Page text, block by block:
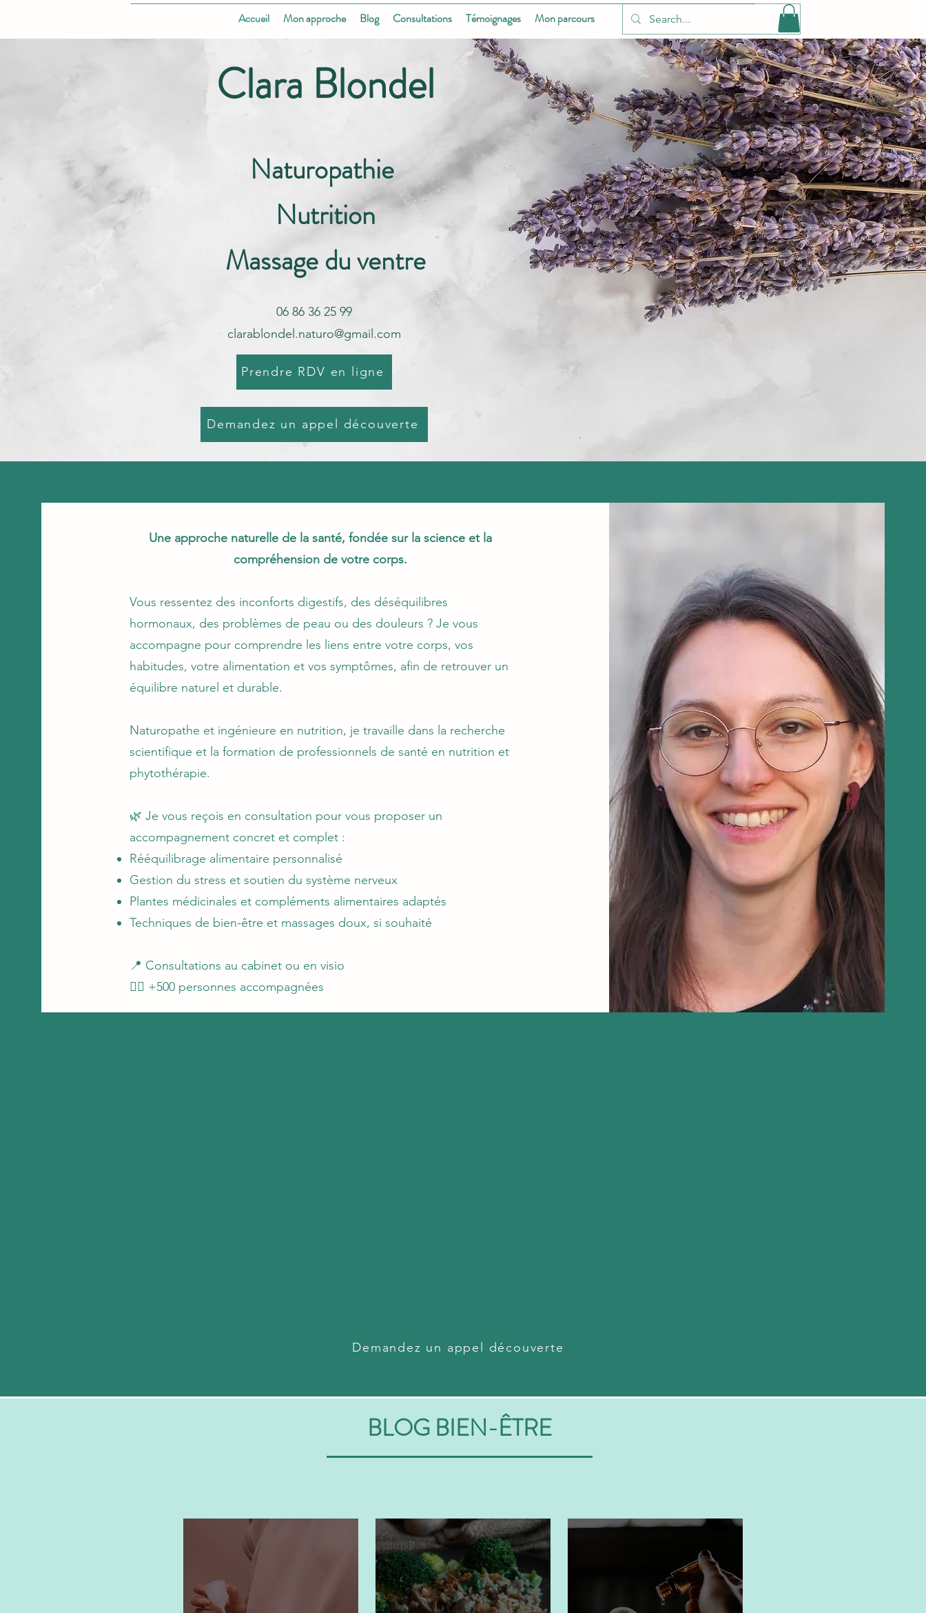
Accueil Mon approche Blog Consultations Témoignages Mon parcours
Clara Blondel
Naturopathie
Nutrition
Massage du ventre
06 86 36 25 99
clarablondel.naturo@gmail.com
Prendre RDV en ligne
Demandez un appel découverte
Une approche naturelle de la santé, fondée sur la science et la
compréhension de votre corps.
Vous ressentez des inconforts digestifs, des déséquilibres
hormonaux, des problèmes de peau ou des douleurs ? Je vous
accompagne pour comprendre les liens entre votre corps, vos
habitudes, votre alimentation et vos symptômes, afin de retrouver un
équilibre naturel et durable.
Naturopathe et ingénieure en nutrition, je travaille dans la recherche
scientifique et la formation de professionnels de santé en nutrition et
phytothérapie.
🌿 Je vous reçois en consultation pour vous proposer un
accompagnement concret et complet :
Rééquilibrage alimentaire personnalisé
Gestion du stress et soutien du système nerveux
Plantes médicinales et compléments alimentaires adaptés
Techniques de bien-être et massages doux, si souhaité
📍 Consultations au cabinet ou en visio
🧘‍♀️ +500 personnes accompagnées
Demandez un appel découverte
BLOG BIEN-ÊTRE